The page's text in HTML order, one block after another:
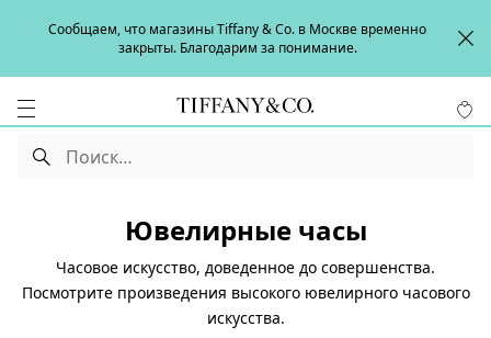
Сообщаем, что магазины Tiffany & Co. в Москве временно
закрыты. Благодарим за понимание.
Ювелирные часы
Часовое искусство, доведенное до совершенства.
Посмотрите произведения высокого ювелирного часового
искусства.